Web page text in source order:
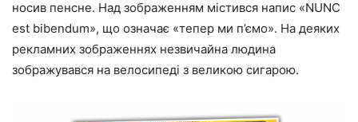
носив пенсне. Над зображенням містився напис «NUNC
est bibendum», що означає «тепер ми п’ємо». На деяких
рекламних зображеннях незвичайна людина
зображувався на велосипеді з великою сигарою.